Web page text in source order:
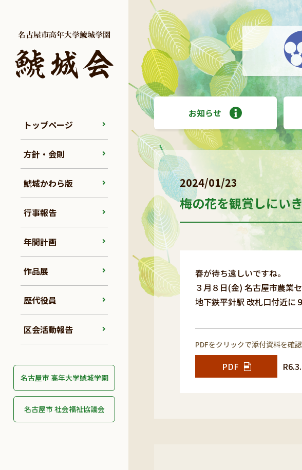
トップページ
方針・会則
鯱城かわら版
行事報告
年間計画
作品展
歴代役員
区会活動報告
名古屋市 高年大学鯱城学園
名古屋市 社会福祉協議会
お知らせ
2024/01/23
梅の花を観賞しにい
春が待ち遠しいですね。
３月８日(金) 名古屋市農業
地下鉄平針駅 改札口付近に
PDFをクリックで添付資料を確認
PDF